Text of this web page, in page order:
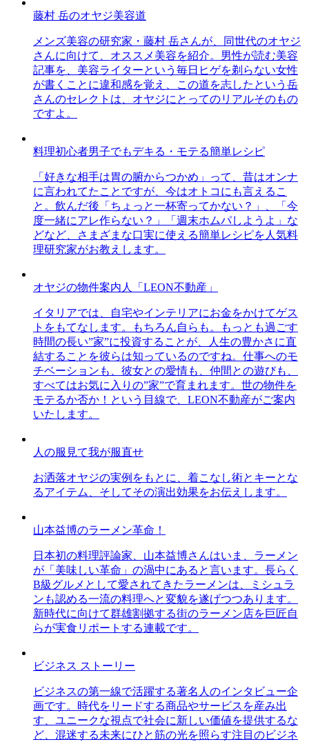
藤村 岳のオヤジ美容道
メンズ美容の研究家・藤村 岳さんが、同世代のオヤジ
さんに向けて、オススメ美容を紹介。男性が読む美容
記事を、美容ライターという毎日ヒゲを剃らない女性
が書くことに違和感を覚え、この道を志したという岳
さんのセレクトは、オヤジにとってのリアルそのもの
ですよ。
料理初心者男子でもデキる・モテる簡単レシピ
「好きな相手は胃の腑からつかめ」って、昔はオンナ
に言われてたことですが、今はオトコにも言えるこ
と。飲んだ後「ちょっと一杯寄ってかない？」、「今
度一緒にアレ作らない？」「週末ホムパしようよ」な
どなど、さまざまな口実に使える簡単レシピを人気料
理研究家がお教えします。
オヤジの物件案内人「LEON不動産」
イタリアでは、自宅やインテリアにお金をかけてゲス
トをもてなします。もちろん自らも。もっとも過ごす
時間の長い”家”に投資することが、人生の豊かさに直
結することを彼らは知っているのですね。仕事へのモ
チベーションも、彼女との愛情も、仲間との遊びも、
すべてはお気に入りの”家”で育まれます。世の物件を
モテるか否か！という目線で、LEON不動産がご案内
いたします。
人の服見て我が服直せ
お洒落オヤジの実例をもとに、着こなし術とキーとな
るアイテム、そしてその演出効果をお伝えします。
山本益博のラーメン革命！
日本初の料理評論家、山本益博さんはいま、ラーメン
が「美味しい革命」の渦中にあると言います。長らく
B級グルメとして愛されてきたラーメンは、ミシュラ
ンも認める一流の料理へと変貌を遂げつつあります。
新時代に向けて群雄割拠する街のラーメン店を巨匠自
らが実食リポートする連載です。
ビジネス ストーリー
ビジネスの第一線で活躍する著名人のインタビュー企
画です。時代をリードする商品やサービスを産み出
す、ユニークな視点で社会に新しい価値を提供するな
ど、混迷する未来にひと筋の光を照らす注目のビジネ